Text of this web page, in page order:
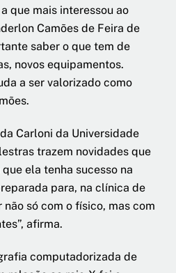
que mais interessou ao
Camões de Feira de
saber o que tem de
novos equipamentos.
a ser valorizado como
Carloni da Universidade
trazem novidades que
ela tenha sucesso na
para, na clínica de
só com o físico, mas com
afirma.
computadorizada de